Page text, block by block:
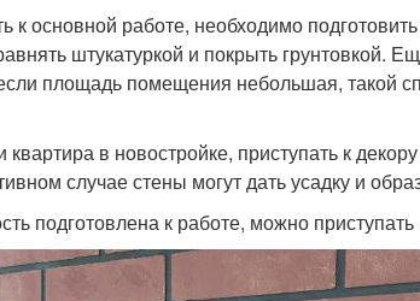
к основной работе, необходимо
штукатуркой и покрыть грунтовкой.
площадь помещения небольшая, такой
в новостройке, приступать к
случае стены могут дать усадку и
подготовлена к работе, можно